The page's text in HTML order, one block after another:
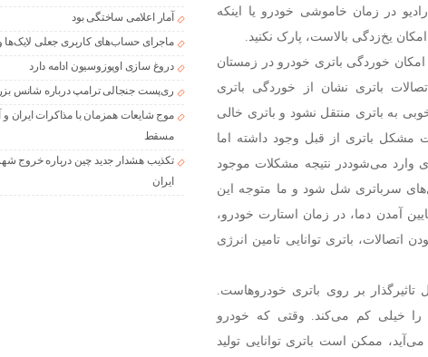
در زمان خاموشی خودرو یا اینکه
یخ‌زدگی بالاست، پارک نکنید.
خوردگی باتری خودرو در زمستان
باتری نشان از خوردگی باتری
به باتری منتقل نشود و باتری خالی
باتری از قبل وجود داشته اما
وارد می‌شوددر نتیجه مشکلات موجود
سرباتری شل شود و ما متوجه این
آمدن دما، در زمان استارت خودرو،
اتصالات، باتری توانایی تامین انرژی
بر روی باتری خودروهاست.
خیلی کم می‌کند. وقتی که خودرو
ممکن است باتری توانایی تولید
آمار اعلامی ساختگی بود
ماجرای حساب‌های کاربری جعلی لایک‌ها
دروغ سازی اوپوزوسیون ادامه دارد
ری‌پست جنجالی ترامپ درباره شانس
موج شایعات همزمان با مذاکرات ایران و
مسقط
تکذیب هشدار جدید چین درباره خروج
ایران